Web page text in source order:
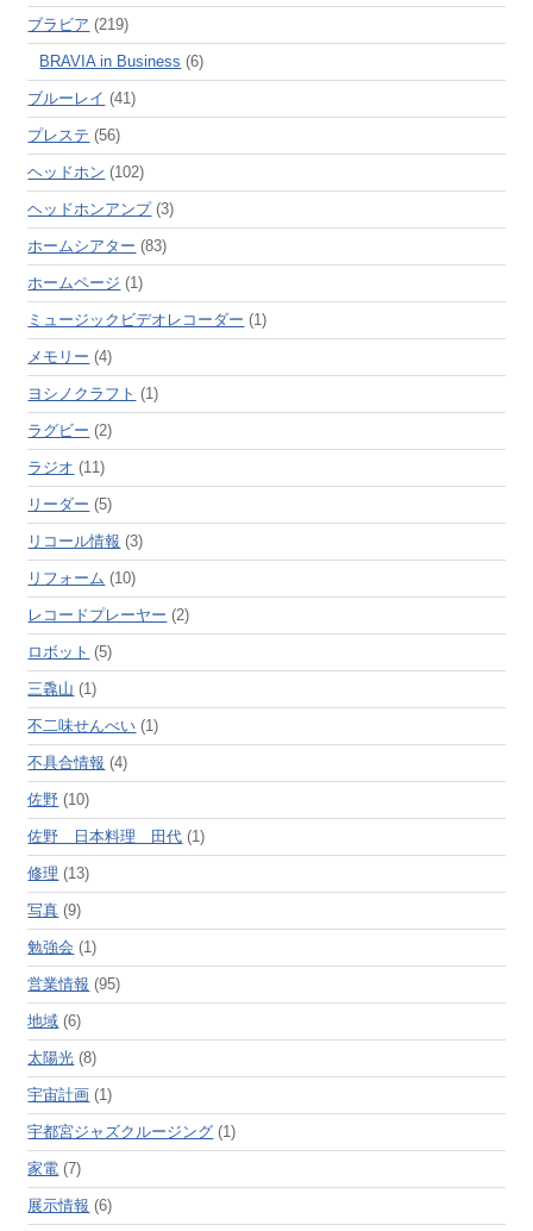
ブラビア (219)
BRAVIA in Business (6)
ブルーレイ (41)
プレステ (56)
ヘッドホン (102)
ヘッドホンアンプ(3)
ホームシアター (83)
ホームページ (1)
ミュージックビデオレコーダー (1)
メモリー (4)
ヨシノクラフト (1)
ラグビー (2)
ラジオ (11)
リーダー (5)
リコール情報 (3)
リフォーム (10)
レコードプレーヤー (2)
ロボット (5)
三毳山 (1)
不二味せんべい (1)
不具合情報 (4)
佐野 (10)
佐野 日本料理 田代 (1)
修理 (13)
写真 (9)
勉強会 (1)
営業情報 (95)
地域 (6)
太陽光 (8)
宇宙計画 (1)
宇都宮ジャズクルージング (1)
家電 (7)
展示情報 (6)